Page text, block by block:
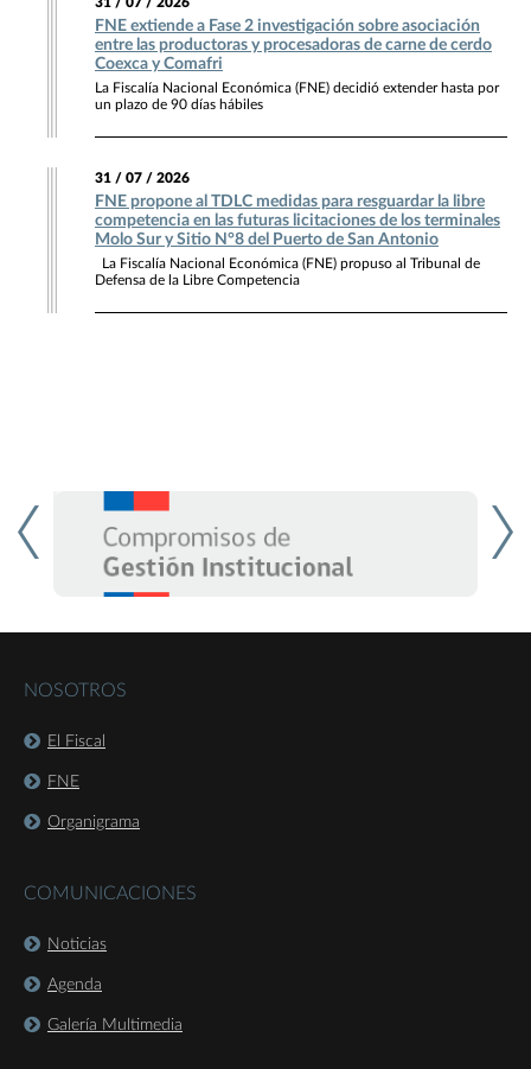
FNE extiende a Fase 2 investigación sobre asociación
entre las productoras y procesadoras de carne de cerdo
Coexca y Comafri
La Fiscalía Nacional Económica (FNE) decidió extender hasta por
un plazo de 90 días hábiles
31 / 07 / 2026
FNE propone al TDLC medidas para resguardar la libre
competencia en las futuras licitaciones de los terminales
Molo Sur y Sitio N°8 del Puerto de San Antonio
La Fiscalía Nacional Económica (FNE) propuso al Tribunal de
Defensa de la Libre Competencia
NOSOTROS
El Fiscal
FNE
Organigrama
COMUNICACIONES
Noticias
Agenda
Galería Multimedia